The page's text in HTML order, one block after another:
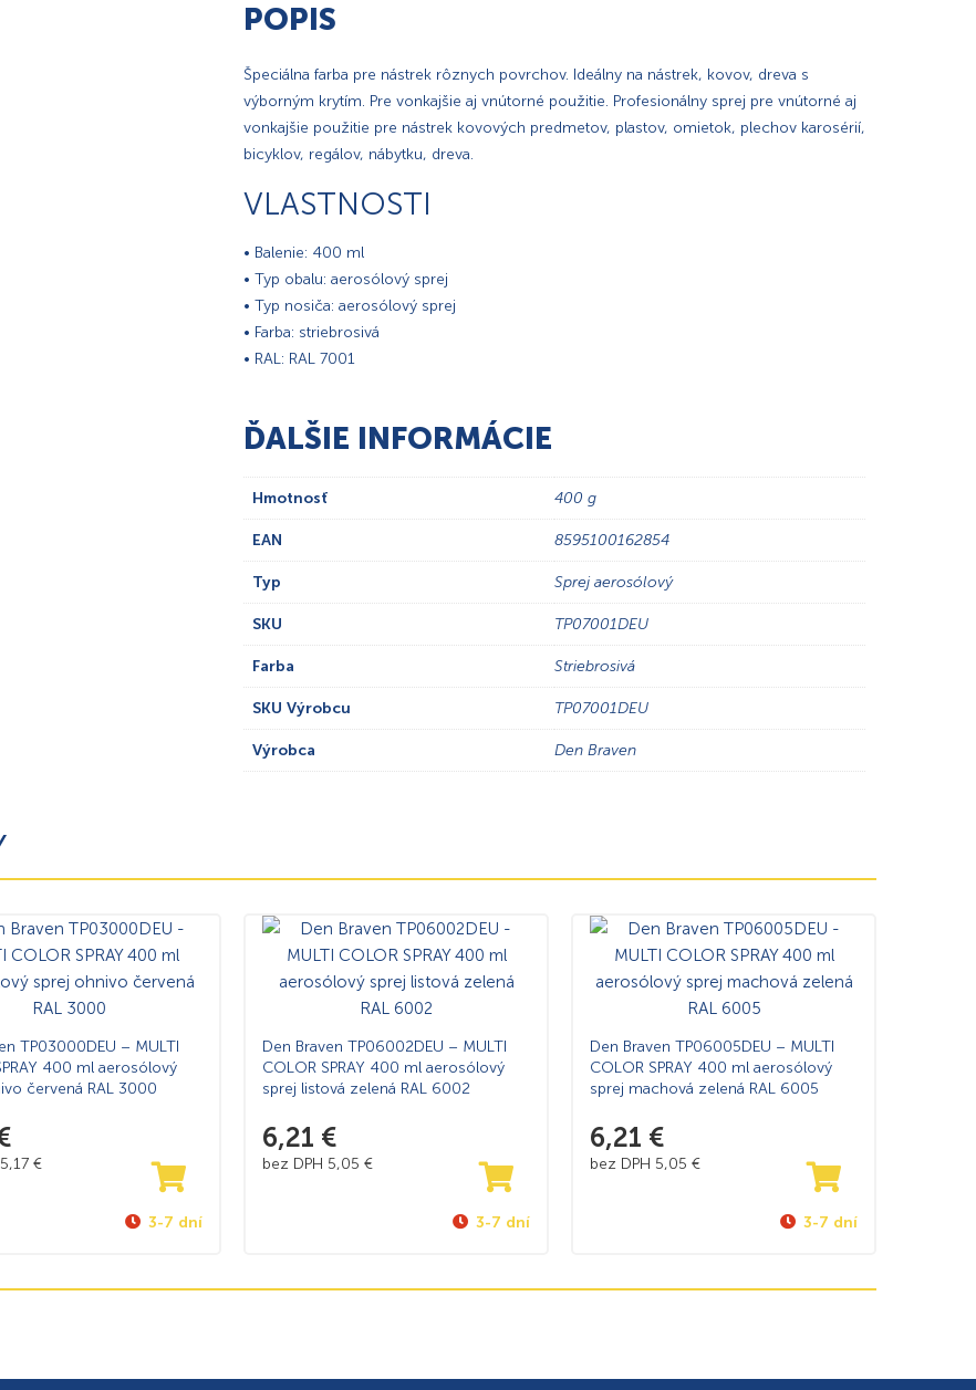
POPIS
Špeciálna farba pre nástrek rôznych povrchov. Ideálny na nástrek, kovov, dreva s
výborným krytím. Pre vonkajšie aj vnútorné použitie. Profesionálny sprej pre vnútorné aj
vonkajšie použitie pre nástrek kovových predmetov, plastov, omietok, plechov karosérií,
bicyklov, regálov, nábytku, dreva.
VLASTNOSTI
• Balenie: 400 ml
• Typ obalu: aerosólový sprej
• Typ nosiča: aerosólový sprej
• Farba: striebrosivá
• RAL: RAL 7001
ĎALŠIE INFORMÁCIE
Hmotnosť 400 g
EAN 8595100162854
Typ Sprej aerosólový
SKU TP07001DEU
Farba Striebrosivá
SKU Výrobcu TP07001DEU
Výrobca Den Braven
TP03000DEU – MULTI
400 ml aerosólový
červená RAL 3000
5,17 €
3-7 dní
Den Braven TP06002DEU – MULTI
COLOR SPRAY 400 ml aerosólový
sprej listová zelená RAL 6002
6,21 €
bez DPH 5,05 €
3-7 dní
Den Braven TP06005DEU – MULTI
COLOR SPRAY 400 ml aerosólový
sprej machová zelená RAL 6005
6,21 €
bez DPH 5,05 €
3-7 dní